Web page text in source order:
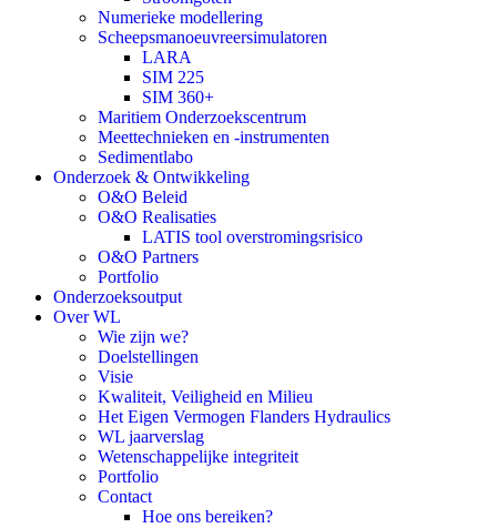
Numerieke modellering
Scheepsmanoeuvreersimulatoren
LARA
SIM 225
SIM 360+
Maritiem Onderzoekscentrum
Meettechnieken en -instrumenten
Sedimentlabo
Onderzoek & Ontwikkeling
O&O Beleid
O&O Realisaties
LATIS tool overstromingsrisico
O&O Partners
Portfolio
Onderzoeksoutput
Over WL
Wie zijn we?
Doelstellingen
Visie
Kwaliteit, Veiligheid en Milieu
Het Eigen Vermogen Flanders Hydraulics
WL jaarverslag
Wetenschappelijke integriteit
Portfolio
Contact
Hoe ons bereiken?